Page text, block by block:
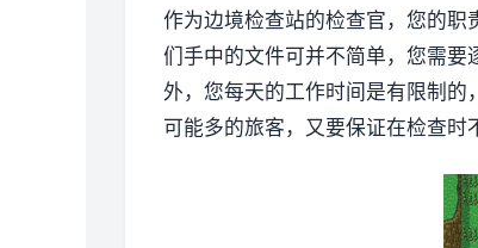
作为边境检查站的检查官，您的
们手中的文件可并不简单，您需要
外，您每天的工作时间是有限制
可能多的旅客，又要保证在检查时